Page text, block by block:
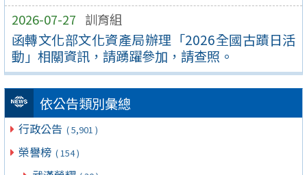
2026-07-27 訓育組
函轉文化部文化資產局辦理「2026全國古蹟日活
動」相關資訊，請踴躍參加，請查照。
依公告類別彙總
行政公告 ( 5,901 )
榮譽榜 ( 154 )